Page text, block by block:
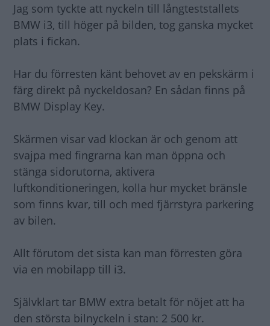
Jag som tyckte att nyckeln till långteststallets
BMW i3, till höger på bilden, tog ganska mycket
plats i fickan.
Har du förresten känt behovet av en pekskärm i
färg direkt på nyckeldosan? En sådan finns på
BMW Display Key.
Skärmen visar vad klockan är och genom att
svajpa med fingrarna kan man öppna och
stänga sidorutorna, aktivera
luftkonditioneringen, kolla hur mycket bränsle
som finns kvar, till och med fjärrstyra parkering
av bilen.
Allt förutom det sista kan man förresten göra
via en mobilapp till i3.
Självklart tar BMW extra betalt för nöjet att ha
den största bilnyckeln i stan: 2 500 kr.